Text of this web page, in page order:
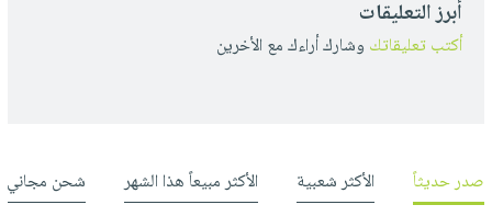
أبرز التعليقات
أكتب تعليقاتك وشارك أراءك مع الأخرين
صدر حديثاً الأكثر شعبية الأكثر مبيعاً هذا الشهر شحن مجاني